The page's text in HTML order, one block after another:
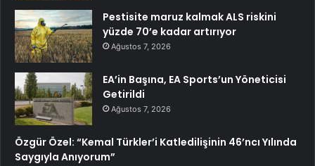
Pestisite maruz kalmak ALS riskini
yüzde 70’e kadar artırıyor
Ağustos 7, 2026
EA’in Başına, EA Sports’un Yöneticisi
Getirildi
Ağustos 7, 2026
Özgür Özel: “Kemal Türkler’i Katledilişinin 46’ncı Yılında
Saygıyla Anıyorum”